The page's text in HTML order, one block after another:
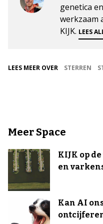
genetica
werkzaam
KIJK. LEES
LEES MEER OVER STERREN
Meer Space
KIJK op
en
Kan AI